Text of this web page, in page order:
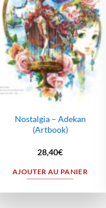
Nostalgia – Adekan
(Artbook)
28,40€
AJOUTER AU PANIER